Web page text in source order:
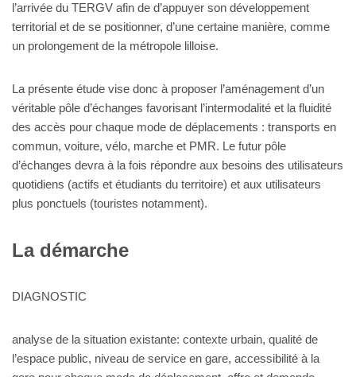
l’arrivée du TERGV afin de d’appuyer son développement
territorial et de se positionner, d’une certaine manière, comme
un prolongement de la métropole lilloise.
La présente étude vise donc à proposer l’aménagement d’un
véritable pôle d’échanges favorisant l’intermodalité et la fluidité
des accès pour chaque mode de déplacements : transports en
commun, voiture, vélo, marche et PMR. Le futur pôle
d’échanges devra à la fois répondre aux besoins des utilisateurs
quotidiens (actifs et étudiants du territoire) et aux utilisateurs
plus ponctuels (touristes notamment).
La démarche
DIAGNOSTIC
analyse de la situation existante: contexte urbain, qualité de
l’espace public, niveau de service en gare, accessibilité à la